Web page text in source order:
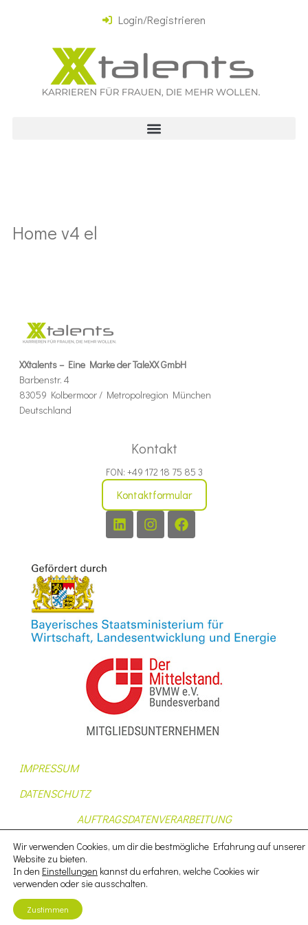
Login/Registrieren
Home v4 el
XXtalents – Eine Marke der TaleXX GmbH
Barbenstr. 4
83059 Kolbermoor / Metropolregion München
Deutschland
Kontakt
FON: +49 172 18 75 85 3
Kontaktformular
IMPRESSUM
DATENSCHUTZ
AUFTRAGSDATENVERARBEITUNG
AGB
NUTZUNGSBEDINGUNGEN
Wir verwenden Cookies, um dir die bestmögliche Erfahrung auf unserer
Website zu bieten.
In den Einstellungen kannst du erfahren, welche Cookies wir
verwenden oder sie ausschalten.
Zustimmen